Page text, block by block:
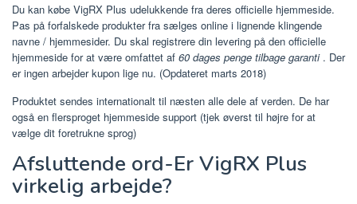
Du kan købe VigRX Plus udelukkende fra deres officielle hjemmeside.
Pas på forfalskede produkter fra sælges online i lignende klingende
navne / hjemmesider. Du skal registrere din levering på den officielle
hjemmeside for at være omfattet af 60 dages penge tilbage garanti. Der
er ingen arbejder kupon lige nu. (Opdateret marts 2018)
Produktet sendes internationalt til næsten alle dele af verden. De har
også en flersproget hjemmeside support (tjek øverst til højre for at
vælge dit foretrukne sprog)
Afsluttende ord-Er VigRX Plus
virkelig arbejde?